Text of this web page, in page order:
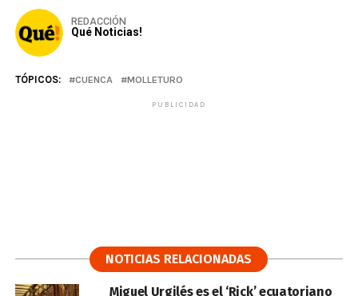
REDACCIÓN
Qué Noticias!
TÓPICOS: CUENCA MOLLETURO
PUBLICIDAD
NOTICIAS RELACIONADAS
Miguel Urgilés es el ‘Rick’ ecuatoriano